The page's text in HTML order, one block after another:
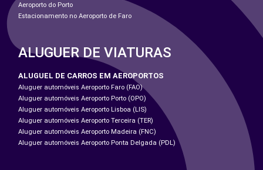
Aeroporto do Porto
Estacionamento no Aeroporto de Faro
ALUGUER DE VIATURAS
ALUGUEL DE CARROS EM AEROPORTOS
Aluguer automóveis Aeroporto Faro (FAO)
Aluguer automóveis Aeroporto Porto (OPO)
Aluguer automóveis Aeroporto Lisboa (LIS)
Aluguer automóveis Aeroporto Terceira (TER)
Aluguer automóveis Aeroporto Madeira (FNC)
Aluguer automóveis Aeroporto Ponta Delgada (PDL)